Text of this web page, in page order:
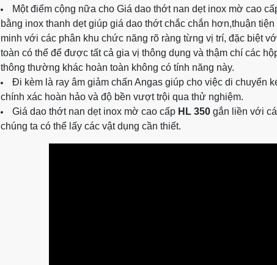
Một điểm cộng nữa cho Giá dao thớt nan dẹt inox mờ cao
bằng inox thanh dẹt giúp giá dao thớt chắc chắn hơn,thuận
minh với các phân khu chức năng rõ ràng từng vị trí, đặc biệt
toàn có thể để được tất cả gia vị thông dụng và thậm chí các
thông thường khác hoàn toàn không có tính năng này.
Đi kèm là ray âm giảm chấn Angas giúp cho việc di chuyển
chính xác hoàn hảo và độ bền vượt trội qua thử nghiệm.
Giá dao thớt nan dẹt inox mờ cao cấp HL 350 gắn liền với
chúng ta có thể lấy các vật dụng cần thiết.